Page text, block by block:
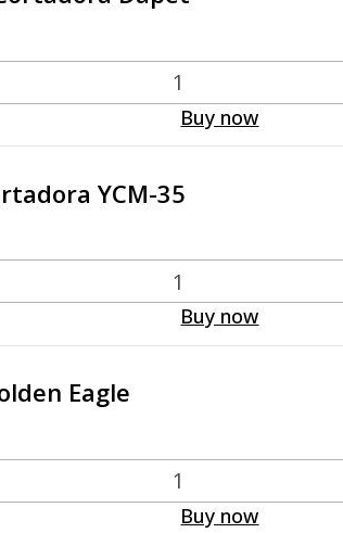
Buy now
YCM-35
Buy now
Eagle
Buy now